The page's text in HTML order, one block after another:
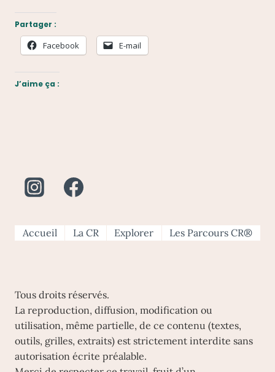
Partager :
Facebook E-mail
J’aime ça :
Accueil La CR Explorer Les Parcours CR®
Tous droits réservés.
La reproduction, diffusion, modification ou
utilisation, même partielle, de ce contenu (textes,
outils, grilles, extraits) est strictement interdite sans
autorisation écrite préalable.